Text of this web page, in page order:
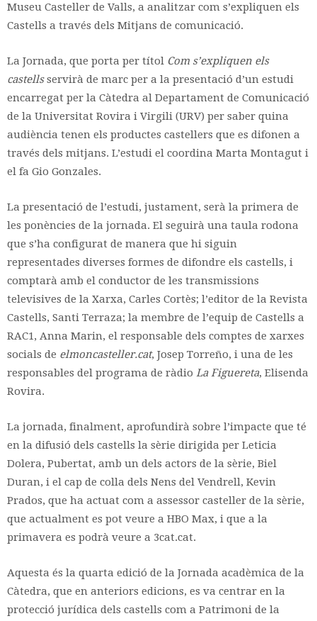
Museu Casteller de Valls, a analitzar com s’expliquen els
Castells a través dels Mitjans de comunicació.
La Jornada, que porta per títol Com s’expliquen els
castellsservirà de marc per a la presentació d’un estudi
encarregat per la Càtedra al Departament de Comunicació
de la Universitat Rovira i Virgili (URV) per saber quina
audiència tenen els productes castellers que es difonen a
través dels mitjans. L’estudi el coordina Marta Montagut i
el fa Gio Gonzales.
La presentació de l’estudi, justament, serà la primera de
les ponències de la jornada. El seguirà una taula rodona
que s’ha configurat de manera que hi siguin
representades diverses formes de difondre els castells, i
comptarà amb el conductor de les transmissions
televisives de la Xarxa, Carles Cortès; l’editor de la Revista
Castells, Santi Terraza; la membre de l’equip de Castells a
RAC1, Anna Marin, el responsable dels comptes de xarxes
socials de elmoncasteller.cat, Josep Torreño, i una de les
responsables del programa de ràdio La Figuereta, Elisenda
Rovira.
La jornada, finalment, aprofundirà sobre l’impacte que té
en la difusió dels castells la sèrie dirigida per Leticia
Dolera, Pubertat, amb un dels actors de la sèrie, Biel
Duran, i el cap de colla dels Nens del Vendrell, Kevin
Prados, que ha actuat com a assessor casteller de la sèrie,
que actualment es pot veure a HBO Max, i que a la
primavera es podrà veure a 3cat.cat.
Aquesta és la quarta edició de la Jornada acadèmica de la
Càtedra, que en anteriors edicions, es va centrar en la
protecció jurídica dels castells com a Patrimoni de la